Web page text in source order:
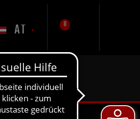
AT 0